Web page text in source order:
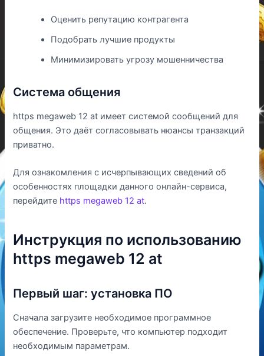
Оценить репутацию контрагента
Подобрать лучшие продукты
Минимизировать угрозу мошенничества
Система общения
https megaweb 12 at имеет системой сообщений для
общения. Это даёт согласовывать нюансы транзакций
приватно.
Для ознакомления с исчерпывающих сведений об
особенностях площадки данного онлайн-сервиса,
перейдите https megaweb 12 at.
Инструкция по использованию
https megaweb 12 at
Первый шаг: установка ПО
Сначала загрузите необходимое программное
обеспечение. Проверьте, что компьютер подходит
необходимым параметрам.